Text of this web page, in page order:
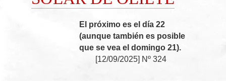
El próximo es el día 22
(aunque también es posible
que se vea el domingo 21).
[12/09/2025] Nº 324